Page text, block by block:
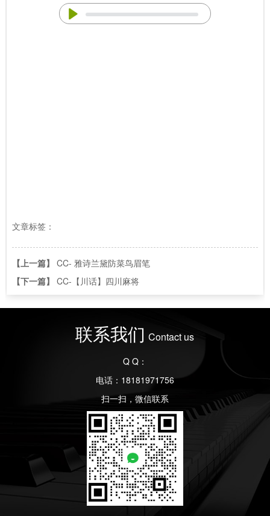
文章标签：
【上一篇】 CC- 雅诗兰黛防菜鸟眉笔
【下一篇】 CC-【川话】四川麻将
联系我们 Contact us
Q Q：
电话：18181971756
扫一扫，微信联系